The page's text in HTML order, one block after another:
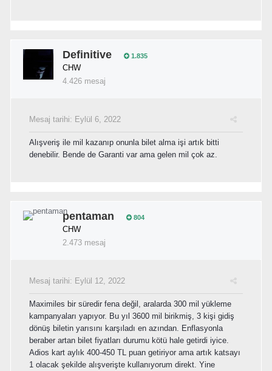
Definitive 1.835
CHW
4.426 mesaj
Mesaj tarihi: Eylül 6, 2022
Alışveriş ile mil kazanıp onunla bilet alma işi artık bitti
denebilir. Bende de Garanti var ama gelen mil çok az.
pentaman 804
CHW
2.473 mesaj
Mesaj tarihi: Eylül 12, 2022
Maximiles bir süredir fena değil, aralarda 300 mil yükleme
kampanyaları yapıyor. Bu yıl 3600 mil birikmiş, 3 kişi gidiş
dönüş biletin yarısını karşıladı en azından. Enflasyonla
beraber artan bilet fiyatları durumu kötü hale getirdi iyice.
Adios kart aylık 400-450 TL puan getiriyor ama artık katsayı
1 olacak şekilde alışverişte kullanıyorum direkt. Yine